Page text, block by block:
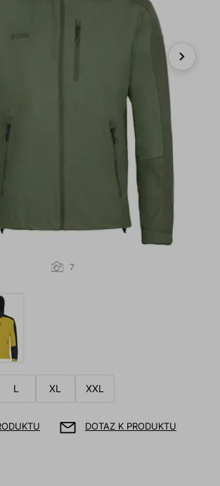
Next
7
L XL XXL
DOTAZ K PRODUKTU